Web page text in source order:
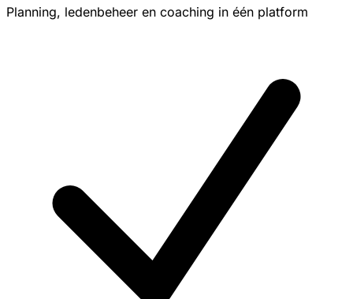
Planning, ledenbeheer en coaching in één platform